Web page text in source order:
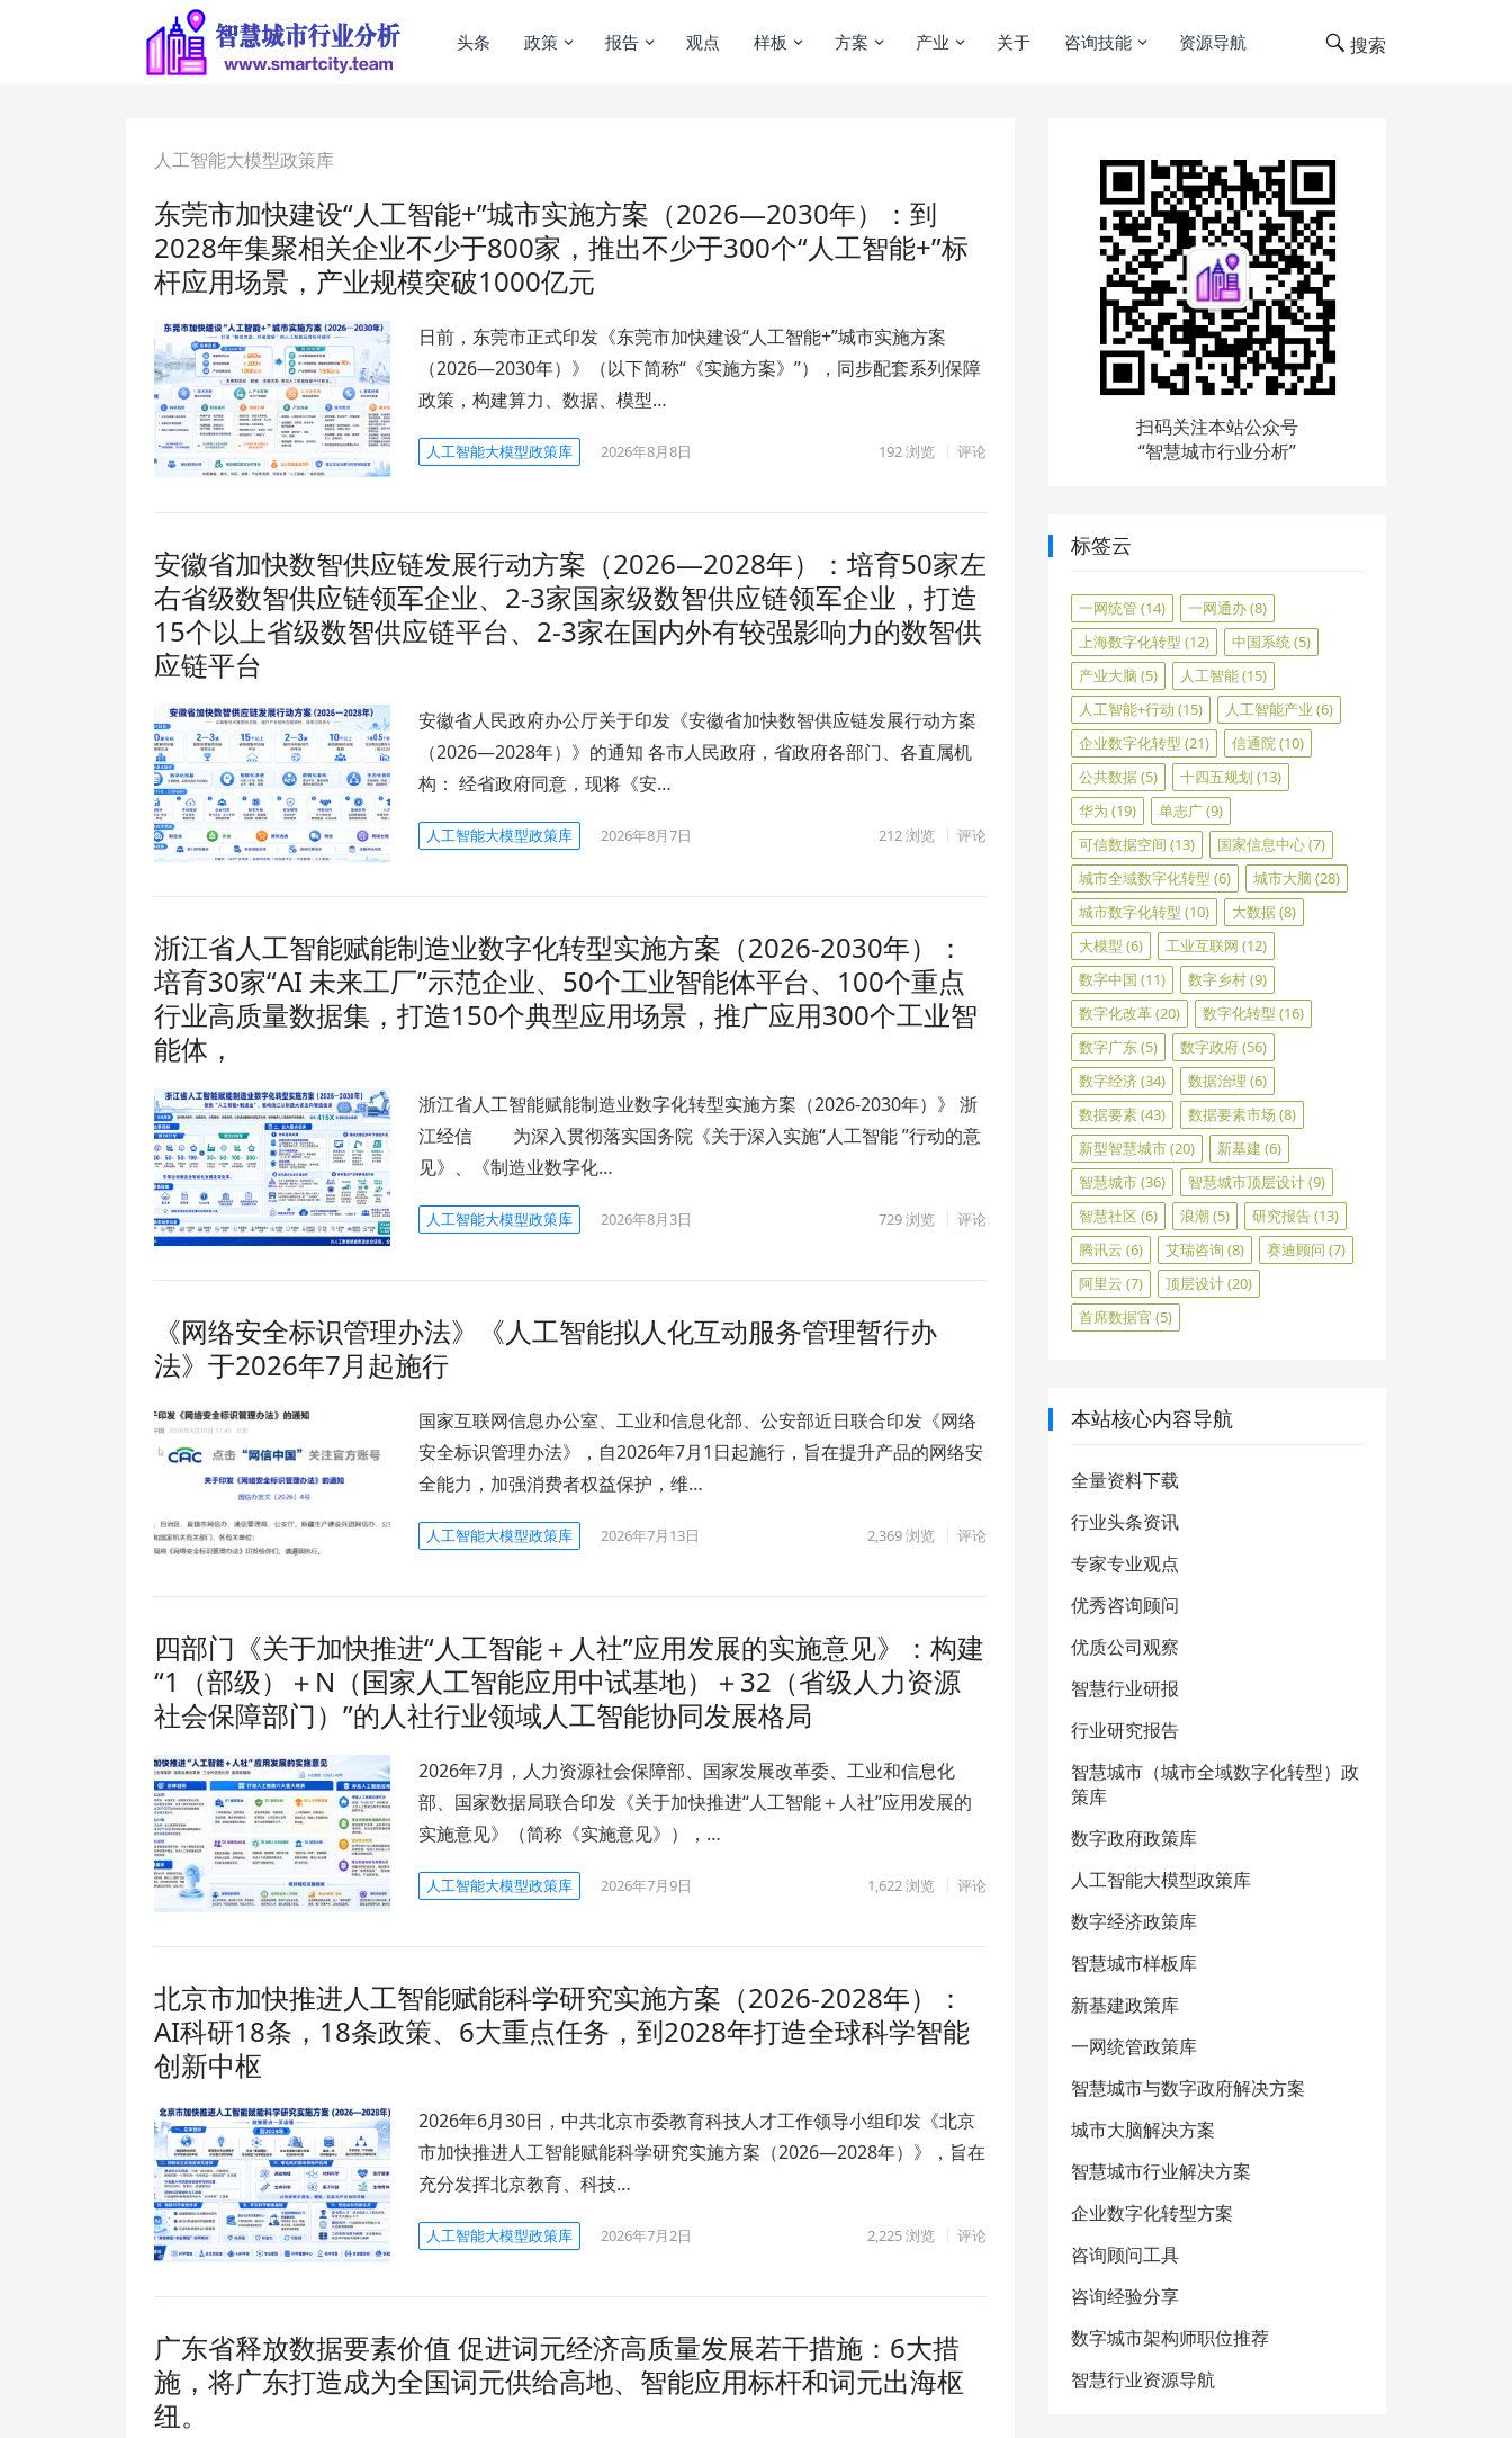
头条 政策 报告 观点 样板 方案 产业 关于 咨询技能 资源导航 搜索
人工智能大模型政策库
东莞市加快建设“人工智能+”城市实施方案（2026—2030年）：到
2028年集聚相关企业不少于800家，推出不少于300个“人工智能+”标
杆应用场景，产业规模突破1000亿元
日前，东莞市正式印发《东莞市加快建设“人工智能+”城市实施方案
（2026—2030年）》（以下简称“《实施方案》”），同步配套系列保障
政策，构建算力、数据、模型…
人工智能大模型政策库 2026年8月8日 192浏览 评论
安徽省加快数智供应链发展行动方案（2026—2028年）：培育50家左
右省级数智供应链领军企业、2-3家国家级数智供应链领军企业，打造
15个以上省级数智供应链平台、2-3家在国内外有较强影响力的数智供
应链平台
安徽省人民政府办公厅关于印发《安徽省加快数智供应链发展行动方案
（2026—2028年）》的通知 各市人民政府，省政府各部门、各直属机
构： 经省政府同意，现将《安…
人工智能大模型政策库 2026年8月7日 212浏览 评论
浙江省人工智能赋能制造业数字化转型实施方案（2026-2030年）：
培育30家“AI 未来工厂”示范企业、50个工业智能体平台、100个重点
行业高质量数据集，打造150个典型应用场景，推广应用300个工业智
能体，
浙江省人工智能赋能制造业数字化转型实施方案（2026-2030年）》 浙
江经信 为深入贯彻落实国务院《关于深入实施“人工智能 ”行动的意
见》、《制造业数字化…
人工智能大模型政策库 2026年8月3日 729浏览 评论
《网络安全标识管理办法》《人工智能拟人化互动服务管理暂行办
法》于2026年7月起施行
国家互联网信息办公室、工业和信息化部、公安部近日联合印发《网络
安全标识管理办法》，自2026年7月1日起施行，旨在提升产品的网络安
全能力，加强消费者权益保护，维…
人工智能大模型政策库 2026年7月13日 2,369浏览 评论
四部门《关于加快推进“人工智能＋人社”应用发展的实施意见》：构建
“1（部级）＋N（国家人工智能应用中试基地）＋32（省级人力资源
社会保障部门）”的人社行业领域人工智能协同发展格局
2026年7月，人力资源社会保障部、国家发展改革委、工业和信息化
部、国家数据局联合印发《关于加快推进“人工智能＋人社”应用发展的
实施意见》（简称《实施意见》），…
人工智能大模型政策库 2026年7月9日 1,622浏览 评论
北京市加快推进人工智能赋能科学研究实施方案（2026-2028年）：
AI科研18条，18条政策、6大重点任务，到2028年打造全球科学智能
创新中枢
2026年6月30日，中共北京市委教育科技人才工作领导小组印发《北京
市加快推进人工智能赋能科学研究实施方案（2026—2028年）》，旨在
充分发挥北京教育、科技…
人工智能大模型政策库 2026年7月2日 2,225浏览 评论
广东省释放数据要素价值 促进词元经济高质量发展若干措施：6大措
施，将广东打造成为全国词元供给高地、智能应用标杆和词元出海枢
纽。
扫码关注本站公众号
“智慧城市行业分析”
标签云
一网统管(14) 一网通办(8)
上海数字化转型 (12) 中国系统(5)
产业大脑 (5) 人工智能(15)
人工智能+行动 (15) 人工智能产业 (6)
企业数字化转型 (21) 信通院(10)
公共数据(5) 十四五规划 (13)
华为 (19) 单志广(9)
可信数据空间 (13) 国家信息中心(7)
城市全域数字化转型 (6) 城市大脑 (28)
城市数字化转型 (10) 大数据(8)
大模型 (6) 工业互联网 (12)
数字中国 (11) 数字乡村(9)
数字化改革(20) 数字化转型 (16)
数字广东(5) 数字政府(56)
数字经济(34) 数据治理 (6)
数据要素(43) 数据要素市场 (8)
新型智慧城市(20) 新基建 (6)
智慧城市(36) 智慧城市顶层设计(9)
智慧社区 (6) 浪潮(5) 研究报告(13)
腾讯云 (6) 艾瑞咨询 (8) 赛迪顾问 (7)
阿里云 (7) 顶层设计(20)
首席数据官 (5)
本站核心内容导航
全量资料下载
行业头条资讯
专家专业观点
优秀咨询顾问
优质公司观察
智慧行业研报
行业研究报告
智慧城市（城市全域数字化转型）政
策库
数字政府政策库
人工智能大模型政策库
数字经济政策库
智慧城市样板库
新基建政策库
一网统管政策库
智慧城市与数字政府解决方案
城市大脑解决方案
智慧城市行业解决方案
企业数字化转型方案
咨询顾问工具
咨询经验分享
数字城市架构师职位推荐
智慧行业资源导航